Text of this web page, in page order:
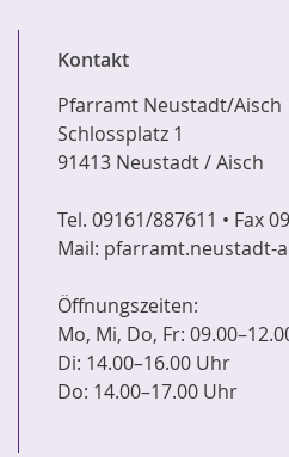
Kontakt
Pfarramt Neustadt/Aisch
Schlossplatz 1
91413 Neustadt / Aisch
Tel. 09161/887611 • Fax
Mail: pfarramt.neustadt-
Öffnungszeiten:
Mo, Mi, Do, Fr:
Di: 14.00–16.00 Uhr
Do: 14.00–17.00 Uhr